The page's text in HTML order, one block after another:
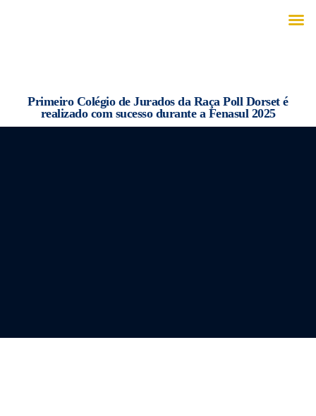
Primeiro Colégio de Jurados da Raça Poll Dorset é
realizado com sucesso durante a Fenasul 2025